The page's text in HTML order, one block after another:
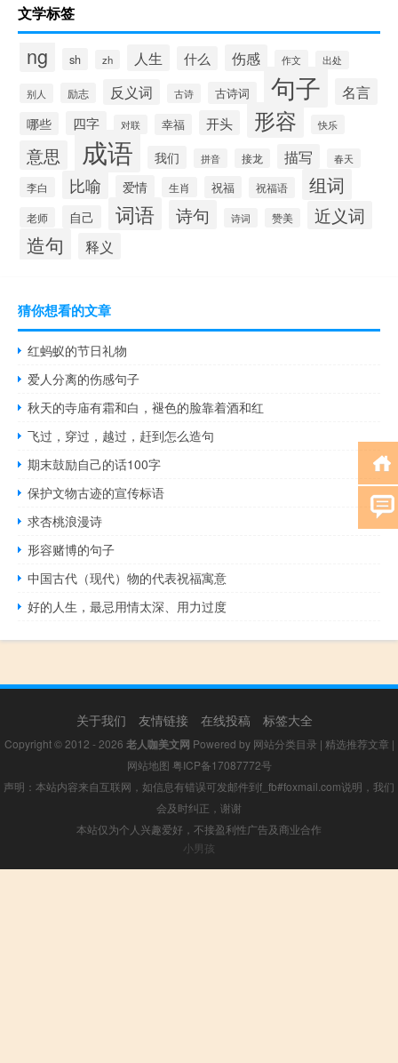
文学标签
ng sh zh 人生 什么 伤感 作文 出处
别人 励志 反义词 古诗 古诗词 句子 名言
哪些 四字 对联 幸福 开头 形容 快乐
意思 成语 我们 拼音 接龙 描写 春天
李白 比喻 爱情 生肖 祝福 祝福语 组词
老师 自己 词语 诗句 诗词 赞美 近义词
造句 释义
猜你想看的文章
红蚂蚁的节日礼物
爱人分离的伤感句子
秋天的寺庙有霜和白，褪色的脸靠着酒和红
飞过，穿过，越过，赶到怎么造句
期末鼓励自己的话100字
保护文物古迹的宣传标语
求杏桃浪漫诗
形容赌博的句子
中国古代（现代）物的代表祝福寓意
好的人生，最忌用情太深、用力过度
关于我们 友情链接 在线投稿 标签大全
Copyright © 2012 - 2026 老人咖美文网 Powered by 网站分类目录 | 精选推荐文章 |
网站地图 粤ICP备17087772号
声明：本站内容来自互联网，如信息有错误可发邮件到f_fb#foxmail.com说明，我们
会及时纠正，谢谢
本站仅为个人兴趣爱好，不接盈利性广告及商业合作
小男孩